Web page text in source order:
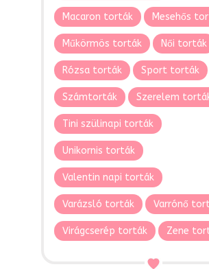
Macaron torták Mesehős
Műkörmös torták Női torták
Rózsa torták Sport torták
Számtorták Szerelem
Tini szülinapi torták
Unikornis torták
Valentin napi torták
Varázsló torták Varrónő
Virágcserép torták Zene